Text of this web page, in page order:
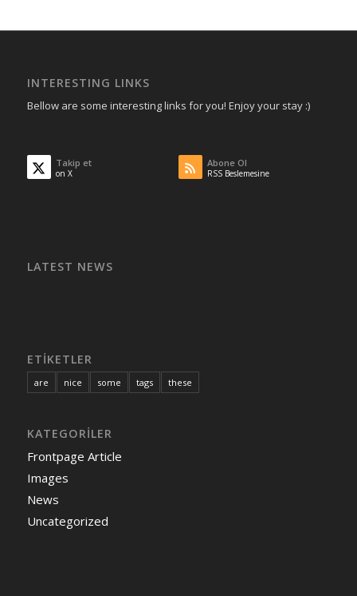
INTERESTING LINKS
Bellow are some interesting links for you! Enjoy your stay :)
Takip et
on X
Abone Ol
RSS Beslemesine
LATEST NEWS
ETIKETLER
are nice some tags these
KATEGORILER
Frontpage Article
Images
News
Uncategorized